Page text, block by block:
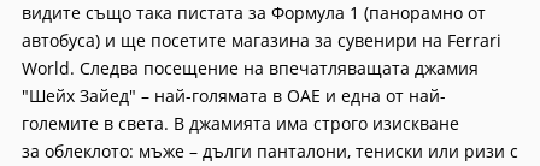
видите също така пистата за Формула 1 (панорамно от
автобуса) и ще посетите магазина за сувенири на Ferrari
World. Следва посещение на впечатляващата джамия
"Шейх Зайед" – най-голямата в ОАЕ и една от най-
големите в света. В джамията има строго изискване
за облеклото: мъже – дълги панталони, тениски или ризи с